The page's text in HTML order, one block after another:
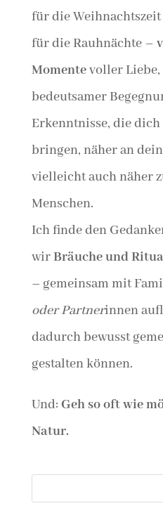
für die
für die Rauhnächte –
Momentevoller Liebe,
bedeutsamer
Erkenntnisse, die
bringen, näher an
vielleicht auch näher
Menschen.
Ich finde den
wirBräuche und
– gemeinsam mit
oder Partnerinnen
dadurch bewusst
gestalten können.
Und: Geh so oft wie
Natur.